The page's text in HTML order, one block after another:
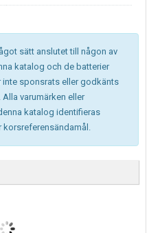
sätt anslutet till någon av
katalog och de batterier
inte sponsrats eller godkänts
varumärken eller
katalog identifieras